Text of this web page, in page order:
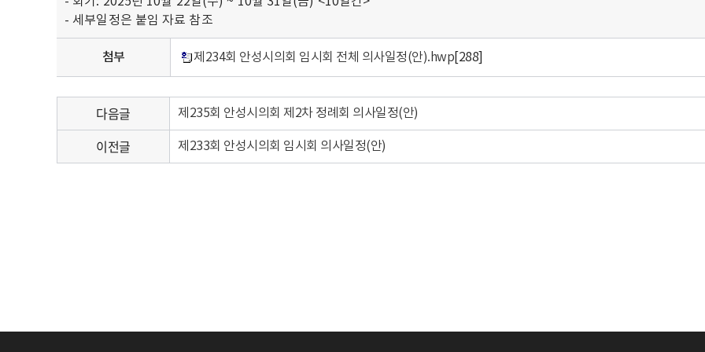
- 세부일정은 붙임 자료 참조
첨부 제234회 안성시의회 임시회 전체 의사일정(안).hwp [288]
다음글 제235회 안성시의회 제2차 정례회 의사일정(안)
이전글 제233회 안성시의회 임시회 의사일정(안)